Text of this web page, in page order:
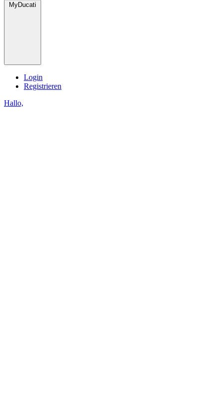
MyDucati
Login
Registrieren
Hallo,